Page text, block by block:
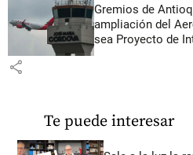
Gremios de
ampliación del
sea Proyecto de
share
Te puede interesar